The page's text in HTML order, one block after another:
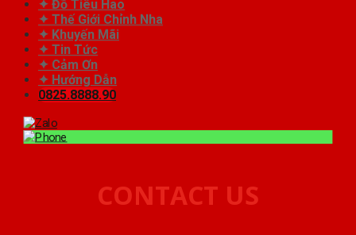
✦ Đồ Tiêu Hao
✦ Thế Giới Chỉnh Nha
✦ Khuyến Mãi
✦ Tin Tức
✦ Cảm Ơn
✦ Hướng Dẫn
0825.8888.90
CONTACT US